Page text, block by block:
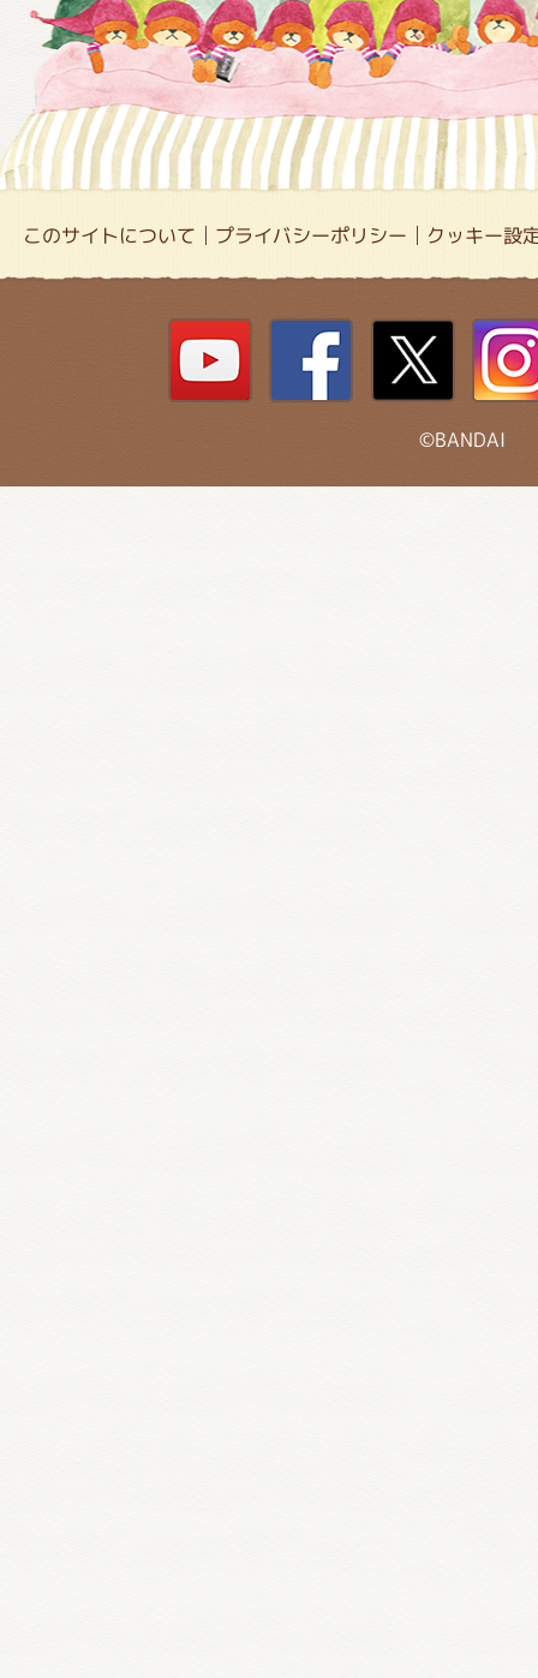
このサイトについて プライバシーポリシー クッキー設
©BANDAI